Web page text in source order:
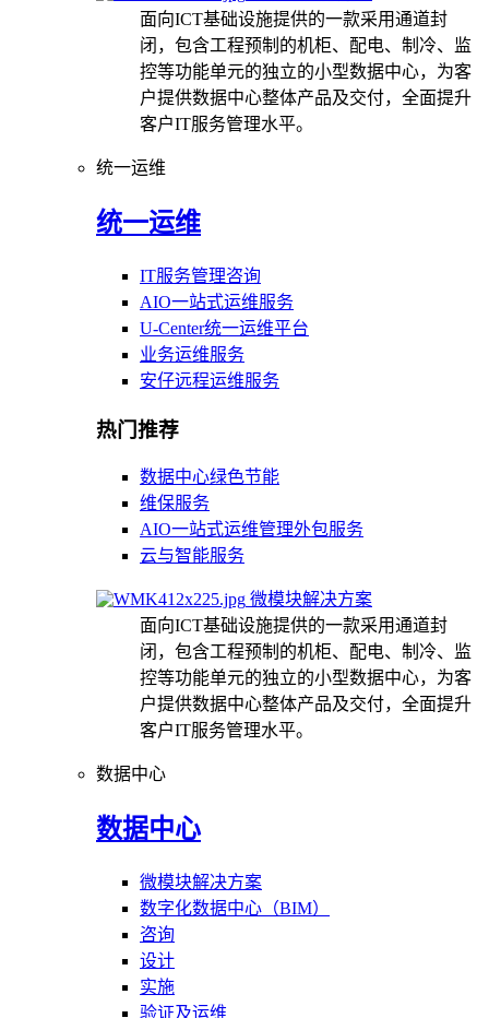
面向ICT基础设施提供的一款采用通道封
闭，包含工程预制的机柜、配电、制冷、监
控等功能单元的独立的小型数据中心，为客
户提供数据中心整体产品及交付，全面提升
客户IT服务管理水平。
统一运维
统一运维
IT服务管理咨询
AIO一站式运维服务
U-Center统一运维平台
业务运维服务
安仔远程运维服务
热门推荐
数据中心绿色节能
维保服务
AIO一站式运维管理外包服务
云与智能服务
微模块解决方案
面向ICT基础设施提供的一款采用通道封
闭，包含工程预制的机柜、配电、制冷、监
控等功能单元的独立的小型数据中心，为客
户提供数据中心整体产品及交付，全面提升
客户IT服务管理水平。
数据中心
数据中心
微模块解决方案
数字化数据中心（BIM）
咨询
设计
实施
验证及运维